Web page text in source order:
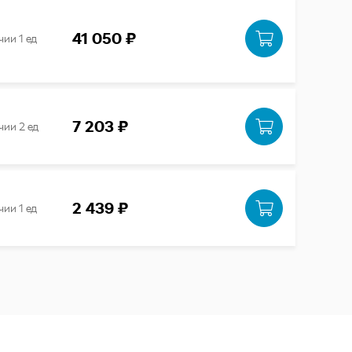
1 ед 41 050 ₽
2 ед 7 203 ₽
1 ед 2 439 ₽